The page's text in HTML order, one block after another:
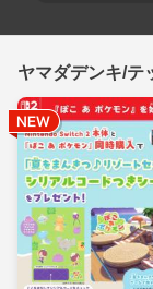
ヤマダデンキ/テ